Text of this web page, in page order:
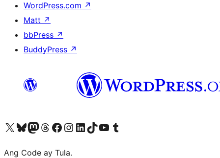
WordPress.com ↗
Matt ↗
bbPress ↗
BuddyPress ↗
Visit our X (formerly Twitter) account
Bisitahin ang aming Bluesky account
Visit our Mastodon account
Bisitahin ang aming Threads account
Visit our Facebook page
Visit our Instagram account
Visit our LinkedIn account
Bisitahin ang aming TikTok account
Visit our YouTube channel
Bisitahin ang aming Tumblr account
Ang Code ay Tula.